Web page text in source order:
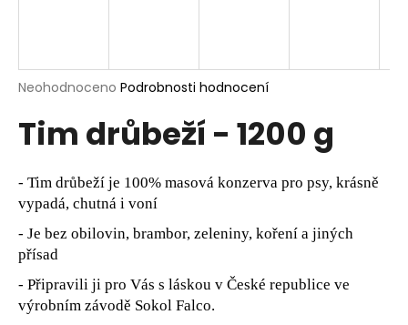
Průměrné
produktu
5
hvězdiček.
Neohodnoceno Podrobnosti hodnocení
Tim drůbeží - 1200 g
- Tim drůbeží je 100% masová konzerva pro psy, krásně
vypadá, chutná i voní
- Je bez obilovin, brambor, zeleniny, koření a jiných
přísad
- Připravili ji pro Vás s láskou v České republice ve
výrobním závodě Sokol Falco.
í
t
?
D
o